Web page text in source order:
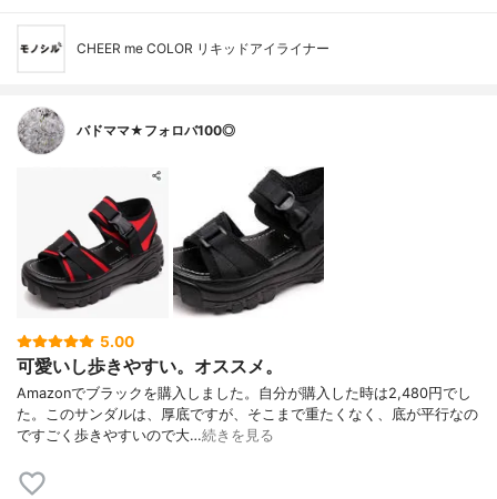
CHEER me COLOR リキッドアイライナー
バドママ★フォロバ100◎
5.00
可愛いし歩きやすい。オススメ。
Amazonでブラックを購入しました。自分が購入した時は2,480円でし
た。このサンダルは、厚底ですが、そこまで重たくなく、底が平行なの
ですごく歩きやすいので大…続きを見る